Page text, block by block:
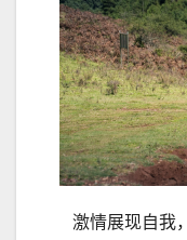
激情展现自我